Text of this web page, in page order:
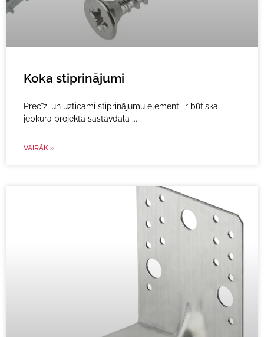
Koka stiprinājumi
Precīzi un uzticami stiprinājumu elementi ir būtiska
jebkura projekta sastāvdaļa
VAIRĀK »